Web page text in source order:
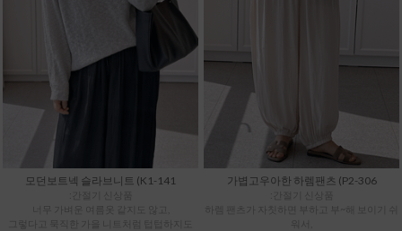
모던보트넥 슬라브니트 (K1-141
:간절기 신상품
너무 가벼운 여름옷 같지도 않고,
그렇다고 묵직한 가을 니트처럼 텁텁하지도
가볍고우아한 하렘팬츠 (P2-306
:간절기 신상품
하렘 팬츠가 자칫하면 부하고 부~해 보이기 쉬
워서,